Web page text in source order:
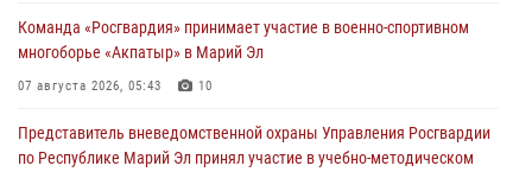
Команда «Росгвардия» принимает участие в военно-спортивном
многоборье «Акпатыр» в Марий Эл
07 августа 2026, 05:43 10
Представитель вневедомственной охраны Управления Росгвардии
по Республике Марий Эл принял участие в учебно-методическом